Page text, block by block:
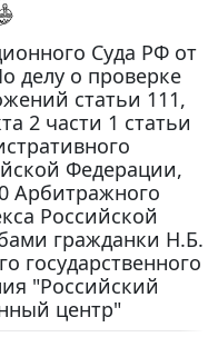
Суда РФ от
делу о проверке
статьи 111,
2 части 1 статьи
Федерации,
Арбитражного
Российской
гражданки Н.Б.
государственного
"Российский
центр"